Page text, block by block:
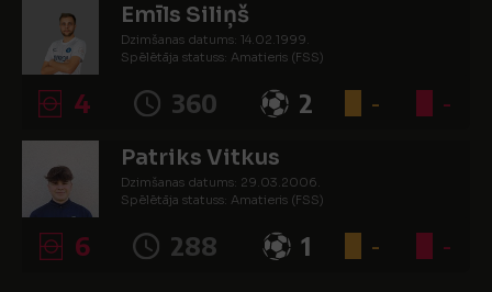
Emīls Siliņš
Dzimšanas datums: 14.02.1999.
Spēlētāja statuss: Amatieris (FSS)
4 360 2 - -
Patriks Vitkus
Dzimšanas datums: 29.03.2006.
Spēlētāja statuss: Amatieris (FSS)
6 288 1 - -